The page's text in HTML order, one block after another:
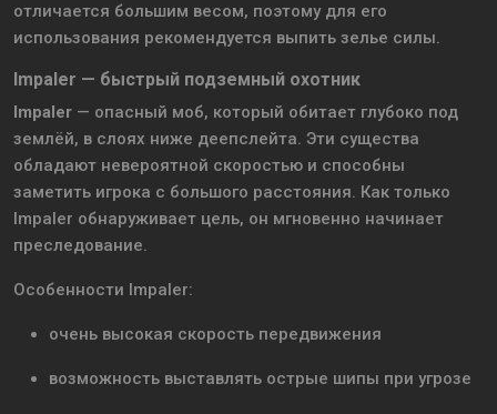
отличается большим весом, поэтому для его
использования рекомендуется выпить зелье силы.
Impaler — быстрый подземный охотник
Impaler — опасный моб, который обитает глубоко под
землёй, в слоях ниже деепслейта. Эти существа
обладают невероятной скоростью и способны
заметить игрока с большого расстояния. Как только
Impaler обнаруживает цель, он мгновенно начинает
преследование.
Особенности Impaler:
очень высокая скорость передвижения
возможность выставлять острые шипы при угрозе